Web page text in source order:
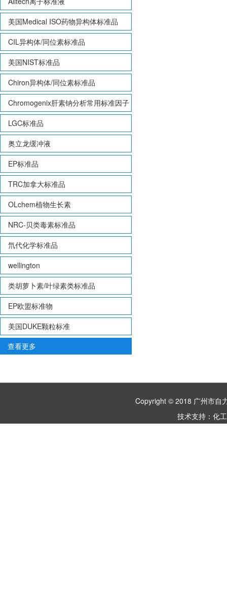
美国Medical ISO药物异构体标准品
CIL异构体/同位素标准品
美国NIST标准品
Chiron异构体/同位素标准品
Chromogenix肝素钠分析常用标准因子
LGC标准品
奥立龙缓冲液
EP标准品
TRC加拿大标准品
OLchem植物生长素
NRC-贝类毒素标准品
氘代化学标准品
wellington
类胡萝卜素/叶绿素类标准品
EP欧盟标准物
美国DUKE颗粒标准
查看更多
Copyright © 2018 广州市
技术支持： 化